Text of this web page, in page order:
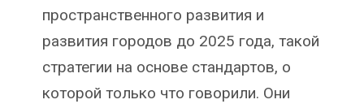
пространственного развития и
развития городов до 2025 года, такой
стратегии на основе стандартов, о
которой только что говорили. Они